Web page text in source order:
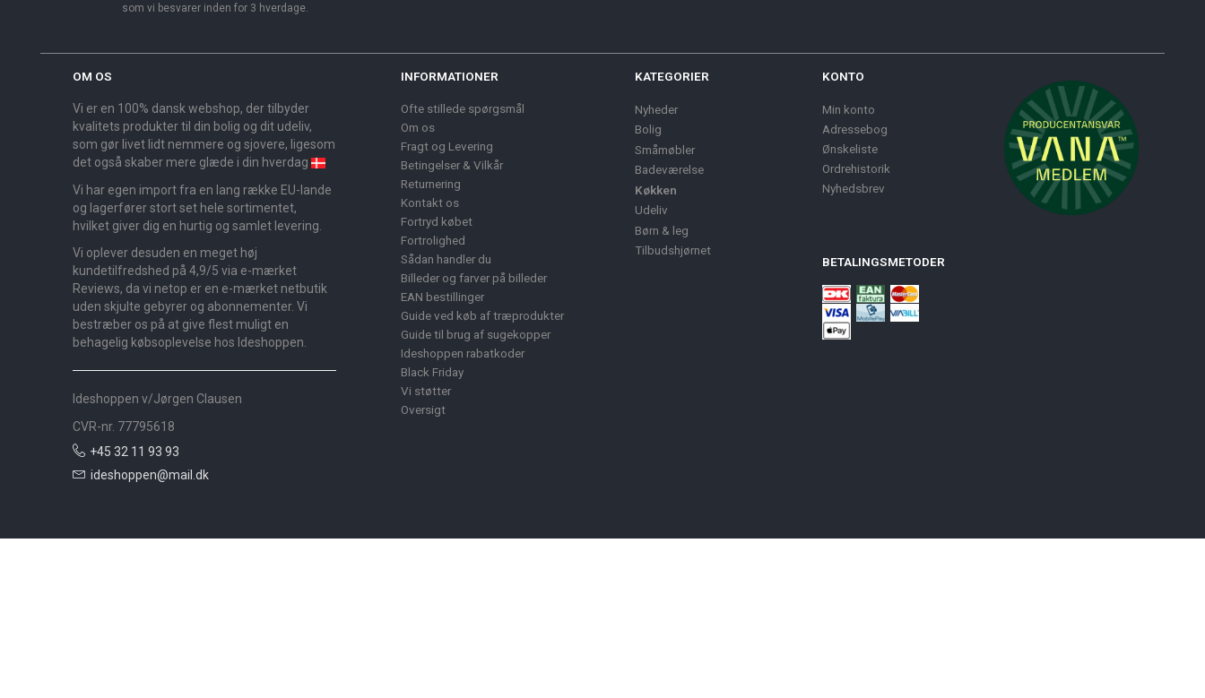
som vi besvarer inden for 3 hverdage.
OM OS
Vi er en 100% dansk webshop, der tilbyder
kvalitets produkter til din bolig og dit udeliv,
som gør livet lidt nemmere og sjovere, ligesom
det også skaber mere glæde i din hverdag
Vi har egen import fra en lang række EU-lande
og lagerfører stort set hele sortimentet,
hvilket giver dig en hurtig og samlet levering.
Vi oplever desuden en meget høj
kundetilfredshed på 4,9/5 via e-mærket
Reviews, da vi netop er en e-mærket netbutik
uden skjulte gebyrer og abonnementer. Vi
bestræber os på at give flest muligt en
behagelig købsoplevelse hos Ideshoppen.
Ideshoppen v/Jørgen Clausen
CVR-nr. 77795618
+45 32 11 93 93
ideshoppen@mail.dk
INFORMATIONER
Ofte stillede spørgsmål
Om os
Fragt og Levering
Betingelser & Vilkår
Returnering
Kontakt os
Fortryd købet
Fortrolighed
Sådan handler du
Billeder og farver på billeder
EAN bestillinger
Guide ved køb af træprodukter
Guide til brug af sugekopper
Ideshoppen rabatkoder
Black Friday
Vi støtter
Oversigt
KATEGORIER
Nyheder
Bolig
Småmøbler
Badeværelse
Køkken
Udeliv
Børn & leg
Tilbudshjørnet
KONTO
Min konto
Adressebog
Ønskeliste
Ordrehistorik
Nyhedsbrev
BETALINGSMETODER